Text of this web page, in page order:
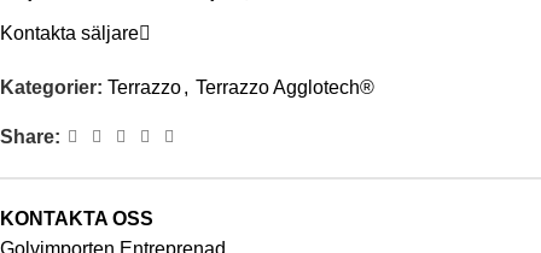
Kontakta säljare
Kategorier: Terrazzo, Terrazzo Agglotech®
Share:
KONTAKTA OSS